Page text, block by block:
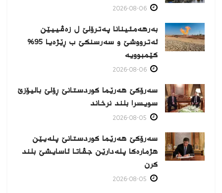
بەرهەمئینانا په‌ترۆلێ ل زه‌ڤییێن
ئەترووشێ و سەرسنكێ ب ڕێژەیا 95%
كێمبوویە
سەرۆکێ هەرێما کوردستانێ ڕۆلێ بالیۆزێ
سویسرا بلند نرخاند
سەرۆکێ هەرێما کوردستانێ پلەیێن
هژمارەكا پلەدارێن جڤاتا ئاسایشێ بلند
كرن